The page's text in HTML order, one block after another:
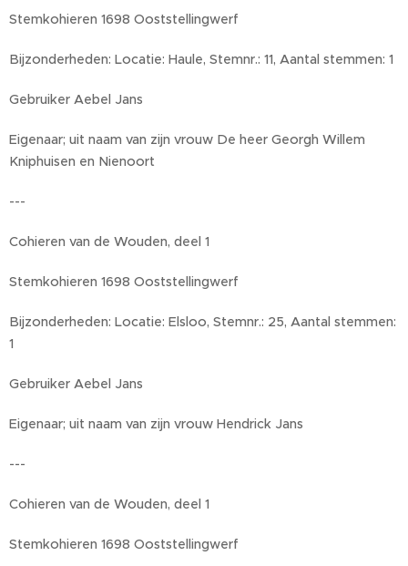
Stemkohieren 1698 Ooststellingwerf
Bijzonderheden: Locatie: Haule, Stemnr.: 11, Aantal stemmen: 1
Gebruiker Aebel Jans
Eigenaar; uit naam van zijn vrouw De heer Georgh Willem
Kniphuisen en Nienoort
---
Cohieren van de Wouden, deel 1
Stemkohieren 1698 Ooststellingwerf
Bijzonderheden: Locatie: Elsloo, Stemnr.: 25, Aantal stemmen:
1
Gebruiker Aebel Jans
Eigenaar; uit naam van zijn vrouw Hendrick Jans
---
Cohieren van de Wouden, deel 1
Stemkohieren 1698 Ooststellingwerf